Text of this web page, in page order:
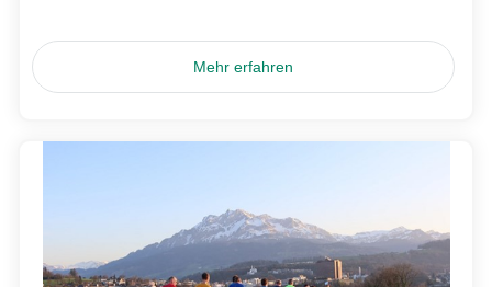
Mehr erfahren